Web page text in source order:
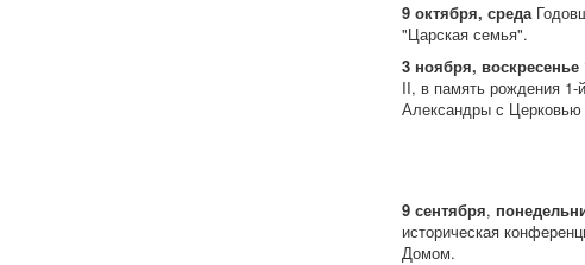
9 октября, среда
"Царская семья".
3 ноября, воскресенье
II, в память рождения
Александры с
9 сентября,
историческая
Домом.